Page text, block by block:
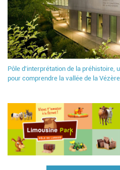
Pôle d'interprétation de la préhistoire,
pour comprendre la vallée de la Vézère